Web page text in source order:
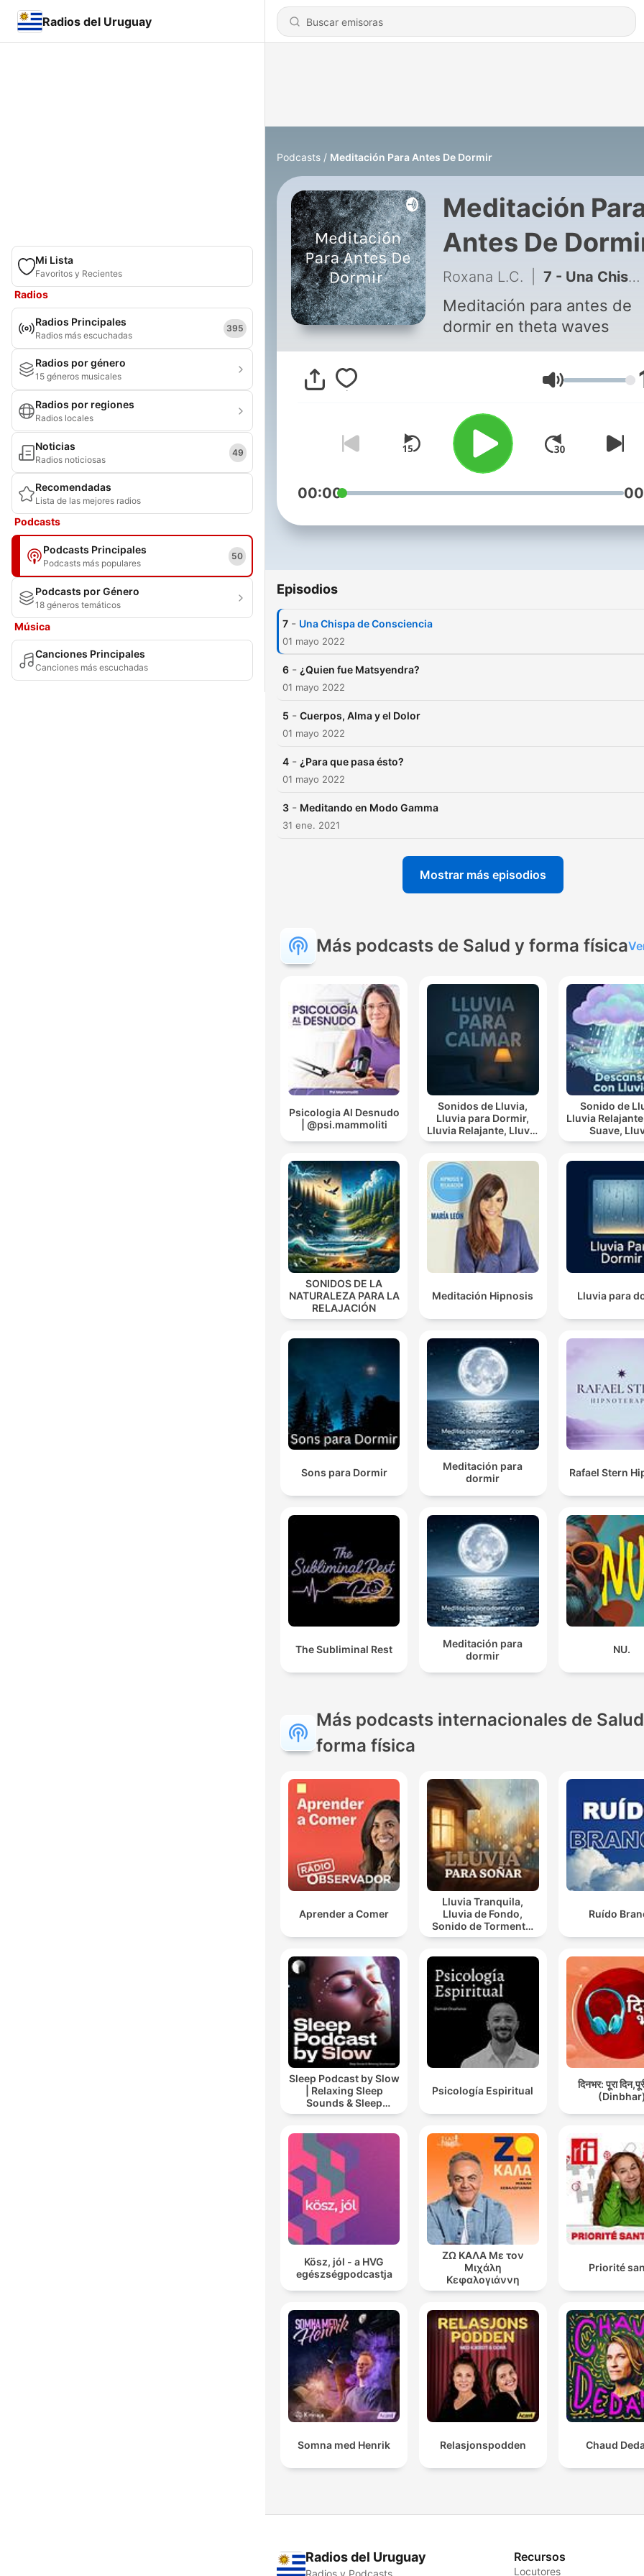
Radios del Uruguay
Mi Lista
Favoritos y Recientes
Radios
Radios Principales
Radios más escuchadas
395
Radios por género
15 géneros musicales
Radios por regiones
Radios locales
Noticias
Radios noticiosas
49
Recomendadas
Lista de las mejores radios
Podcasts
Podcasts Principales
Podcasts más populares
50
Podcasts por Género
18 géneros temáticos
Música
Canciones Principales
Canciones más escuchadas
Podcasts Meditación Para Antes De Dormir
Meditación
Antes De
Roxana L.C. 7 - Una Chispa de Consciencia
Meditación para antes de
dormir en theta waves
Volumen
00:00
Episodios
7 - Una Chispa de Consciencia
01 mayo 2022
6 - ¿Quien fue Matsyendra?
01 mayo 2022
5 - Cuerpos, Alma y el Dolor
01 mayo 2022
4 - ¿Para que pasa ésto?
01 mayo 2022
3 - Meditando en Modo Gamma
31 ene. 2021
Mostrar más episodios
Más podcasts de Salud y forma física
Psicologia Al Desnudo
| @psi.mammoliti
Sonidos de Lluvia,
Lluvia para Dormir,
Lluvia Relajante, Lluvia
Suave, Lluvia Para
Sonido de
Lluvia Relajante,
Suave, Lluvia
Nocturna,
SONIDOS DE LA
NATURALEZA PARA LA
RELAJACIÓN
Meditación Hipnosis Lluvia para
Sons para Dormir
Meditación para
dormir
Rafael Stern
The Subliminal Rest
Meditación para
dormir
NU.
Más podcasts internacionales de
forma física
Aprender a Comer
Lluvia Tranquila,
Lluvia de Fondo,
Sonido de Tormenta,
Día Lluvioso, Lluvia
Ruído
Sleep Podcast by Slow
| Relaxing Sleep
Sounds & Sleep
Stories | Nature Sound
Psicología Espiritual
दिनभर: पूरा
Kösz, jól - a HVG
egészségpodcastja
ΖΩ ΚΑΛΑ Με τον
Μιχάλη
Κεφαλογιάννη
Priorité
Somna med Henrik Relasjonspodden Chaud
Radios del Uruguay
Radios y Podcasts
Recursos
Locutores